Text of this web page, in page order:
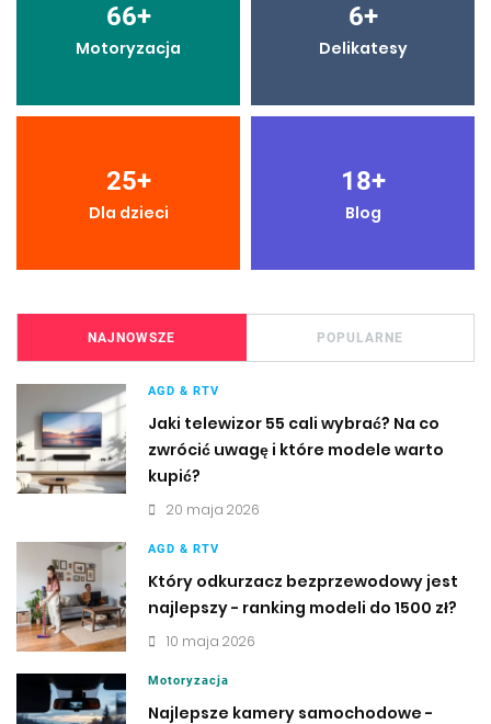
66+
Motoryzacja
6+
Delikatesy
25+
Dla dzieci
18+
Blog
NAJNOWSZE POPULARNE
AGD & RTV
Jaki telewizor 55 cali wybrać? Na co
zwrócić uwagę i które modele warto
kupić?
20 maja 2026
AGD & RTV
Który odkurzacz bezprzewodowy jest
najlepszy - ranking modeli do 1500 zł?
10 maja 2026
Motoryzacja
Najlepsze kamery samochodowe -